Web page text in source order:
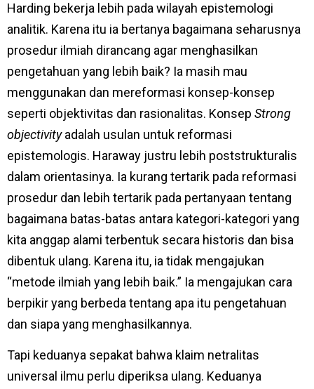
Harding bekerja lebih pada wilayah epistemologi
analitik. Karena itu ia bertanya bagaimana seharusnya
prosedur ilmiah dirancang agar menghasilkan
pengetahuan yang lebih baik? Ia masih mau
menggunakan dan mereformasi konsep-konsep
seperti objektivitas dan rasionalitas. Konsep Strong
objectivityadalah usulan untuk reformasi
epistemologis. Haraway justru lebih poststrukturalis
dalam orientasinya. Ia kurang tertarik pada reformasi
prosedur dan lebih tertarik pada pertanyaan tentang
bagaimana batas-batas antara kategori-kategori yang
kita anggap alami terbentuk secara historis dan bisa
dibentuk ulang. Karena itu, ia tidak mengajukan
“metode ilmiah yang lebih baik.” Ia mengajukan cara
berpikir yang berbeda tentang apa itu pengetahuan
dan siapa yang menghasilkannya.
Tapi keduanya sepakat bahwa klaim netralitas
universal ilmu perlu diperiksa ulang. Keduanya